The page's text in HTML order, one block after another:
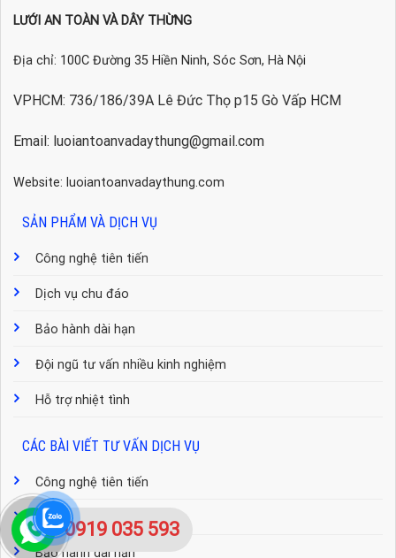
LƯỚI AN TOÀN VÀ DÂY THỪNG
Địa chỉ: 100C Đường 35 Hiền Ninh, Sóc Sơn, Hà Nội
VPHCM: 736/186/39A Lê Đức Thọ p15 Gò Vấp HCM
Email: luoiantoanvadaythung@gmail.com
Website: luoiantoanvadaythung.com
SẢN PHẨM VÀ DỊCH VỤ
Công nghệ tiên tiến
Dịch vụ chu đáo
Bảo hành dài hạn
Đội ngũ tư vấn nhiều kinh nghiệm
Hỗ trợ nhiệt tình
CÁC BÀI VIẾT TƯ VẤN DỊCH VỤ
Công nghệ tiên tiến
Dịch vụ chu đáo
Bảo hành dài hạn
0919 035 593